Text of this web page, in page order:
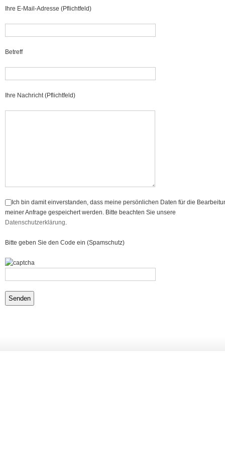
Ihre E-Mail-Adresse (Pflichtfeld)
Betreff
Ihre Nachricht (Pflichtfeld)
Ich bin damit einverstanden, dass meine persönlichen Daten für die
meiner Anfrage gespeichert werden. Bitte beachten Sie unsere
Datenschutzerklärung.
Bitte geben Sie den Code ein (Spamschutz)